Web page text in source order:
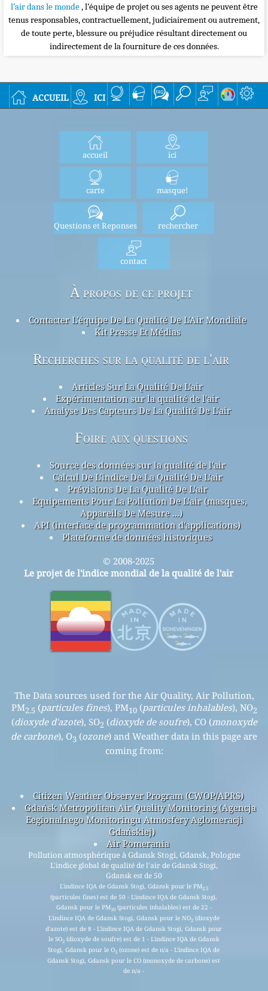
l’air dans le monde, l’équipe de projet ou ses agents ne peuvent être
tenus responsables, contractuellement, judiciairement ou autrement,
de toute perte, blessure ou préjudice résultant directement ou
indirectement de la fourniture de ces données.
accueil ici
accueil ici
carte masque!
Questions et Reponses rechercher
contact
À propos de ce projet
Contacter L'équipe De La Qualité De L'Air Mondiale
Kit Presse Et Médias
Recherches sur la qualité de l'air
Articles Sur La Qualité De L'air
Expérimentation sur la qualité de l'air
Analyse Des Capteurs De La Qualité De L'air
Foire aux questions
Source des données sur la qualité de l'air
Calcul De L'indice De La Qualité De L'air
Prévisions De La Qualité De L'air
Equipements Pour La Pollution De L'air (masques,
Appareils De Mesure ...)
API (interface de programmation d'applications)
Plateforme de données historiques
© 2008-2025
Le projet de l'indice mondial de la qualité de l'air
The Data sources used for the Air Quality, Air Pollution,
PM2.5 (particules fines), PM10(particules inhalables), NO2
(dioxyde d'azote), SO2 (dioxyde de soufre), CO (monoxyde
de carbone), O3 (ozone) and Weather data in this page are
coming from:
Citizen Weather Observer Program (CWOP/APRS)
Gdańsk Metropolitan Air Quality Monitoring (Agencja
Eegionalnego Monitoringu Atmosfery Aglomeracji
Gdańskiej)
Air Pomerania
Pollution atmosphérique à Gdansk Stogi, Gdansk, Pologne
L'indice global de qualité de l'air de Gdansk Stogi,
Gdansk est de 50
L'indince IQA de Gdansk Stogi, Gdansk pour le PM2.5
(particules fines) est de 50 - L'indince IQA de Gdansk Stogi,
Gdansk pour le PM10(particules inhalables) est de 22 -
L'indince IQA de Gdansk Stogi, Gdansk pour le NO2(dioxyde
d'azote) est de 8 - L'indince IQA de Gdansk Stogi, Gdansk pour
le SO2(dioxyde de soufre) est de 1 - L'indince IQA de Gdansk
Stogi, Gdansk pour le O3 (ozone) est de n/a - L'indince IQA de
Gdansk Stogi, Gdansk pour le CO (monoxyde de carbone) est
de n/a -